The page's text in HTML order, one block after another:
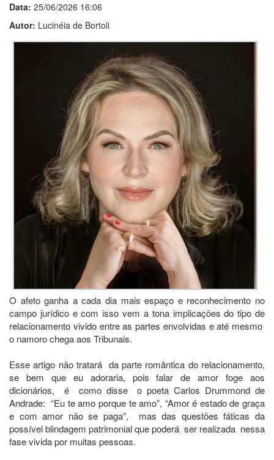
Data: 25/06/2026 16:06
Autor: Lucinéia de Bortoli
O afeto ganha a cada dia mais espaço e reconhecimento no
campo jurídico e com isso vem a tona implicações do tipo de
relacionamento vivido entre as partes envolvidas e até mesmo
o namoro chega aos Tribunais.
Esse artigo não tratará da parte romântica do relacionamento,
se bem que eu adoraria, pois falar de amor foge aos
dicionários, é como disse o poeta Carlos Drummond de
Andrade: “Eu te amo porque te amo”, “Amor é estado de graça
e com amor não se paga”, mas das questões fáticas da
possível blindagem patrimonial que poderá ser realizada nessa
fase vivida por muitas pessoas.